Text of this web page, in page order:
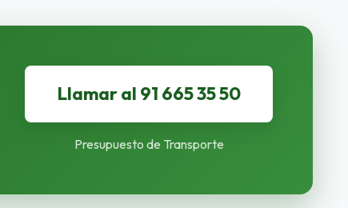
Llamar al 91 665 35 50
Presupuesto de Transporte